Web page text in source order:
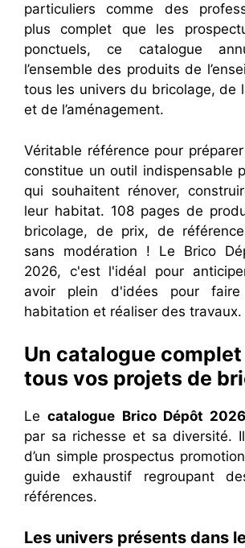
particuliers comme des
plus complet que les
ponctuels, ce catalogue
l’ensemble des produits de
tous les univers du bricolage, de
et de l’aménagement.
Véritable référence pour
constitue un outil indispensable
qui souhaitent rénover,
leur habitat. 108 pages de
bricolage, de prix, de
sans modération ! Le Brico
2026, c'est l'idéal pour
avoir plein d'idées pour
habitation et réaliser des travaux.
Un catalogue
tous vos projets de
Lecatalogue Brico Dépôt 2026
par sa richesse et sa diversité.
d’un simple prospectus
guide exhaustif regroupant
références.
Les univers présents dans